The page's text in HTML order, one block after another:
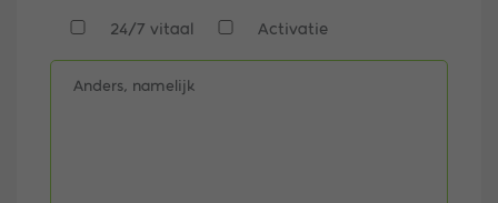
24/7 vitaal
Activatie
Anders, namelijk